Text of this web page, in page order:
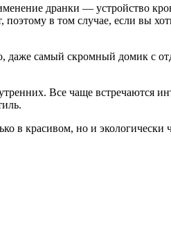
дранки — устройство
в том случае, если вы
самый скромный домик с
Все чаще встречаются
в красивом, но и